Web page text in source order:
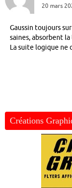
20 mars
Gaussin toujours
saines, absorbent
La suite logique ne
Créations